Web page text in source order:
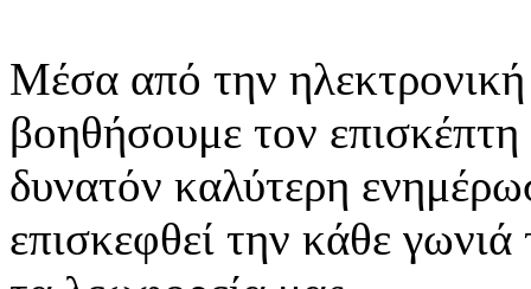
Μέσα από την ηλεκτρονική
βοηθήσουμε τον
δυνατόν καλύτερη
επισκεφθεί την κάθε